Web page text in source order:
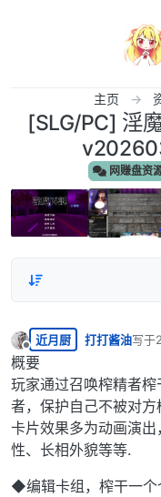
主页
[SLG/PC] 淫
网赚盘资
离线
近月厨 打打酱油写于
最后
概要
玩家通过召唤榨精者
者，保护自己不被对方
卡片效果多为动画演
性、长相外貌等等.
◆编辑卡组，榨干一个